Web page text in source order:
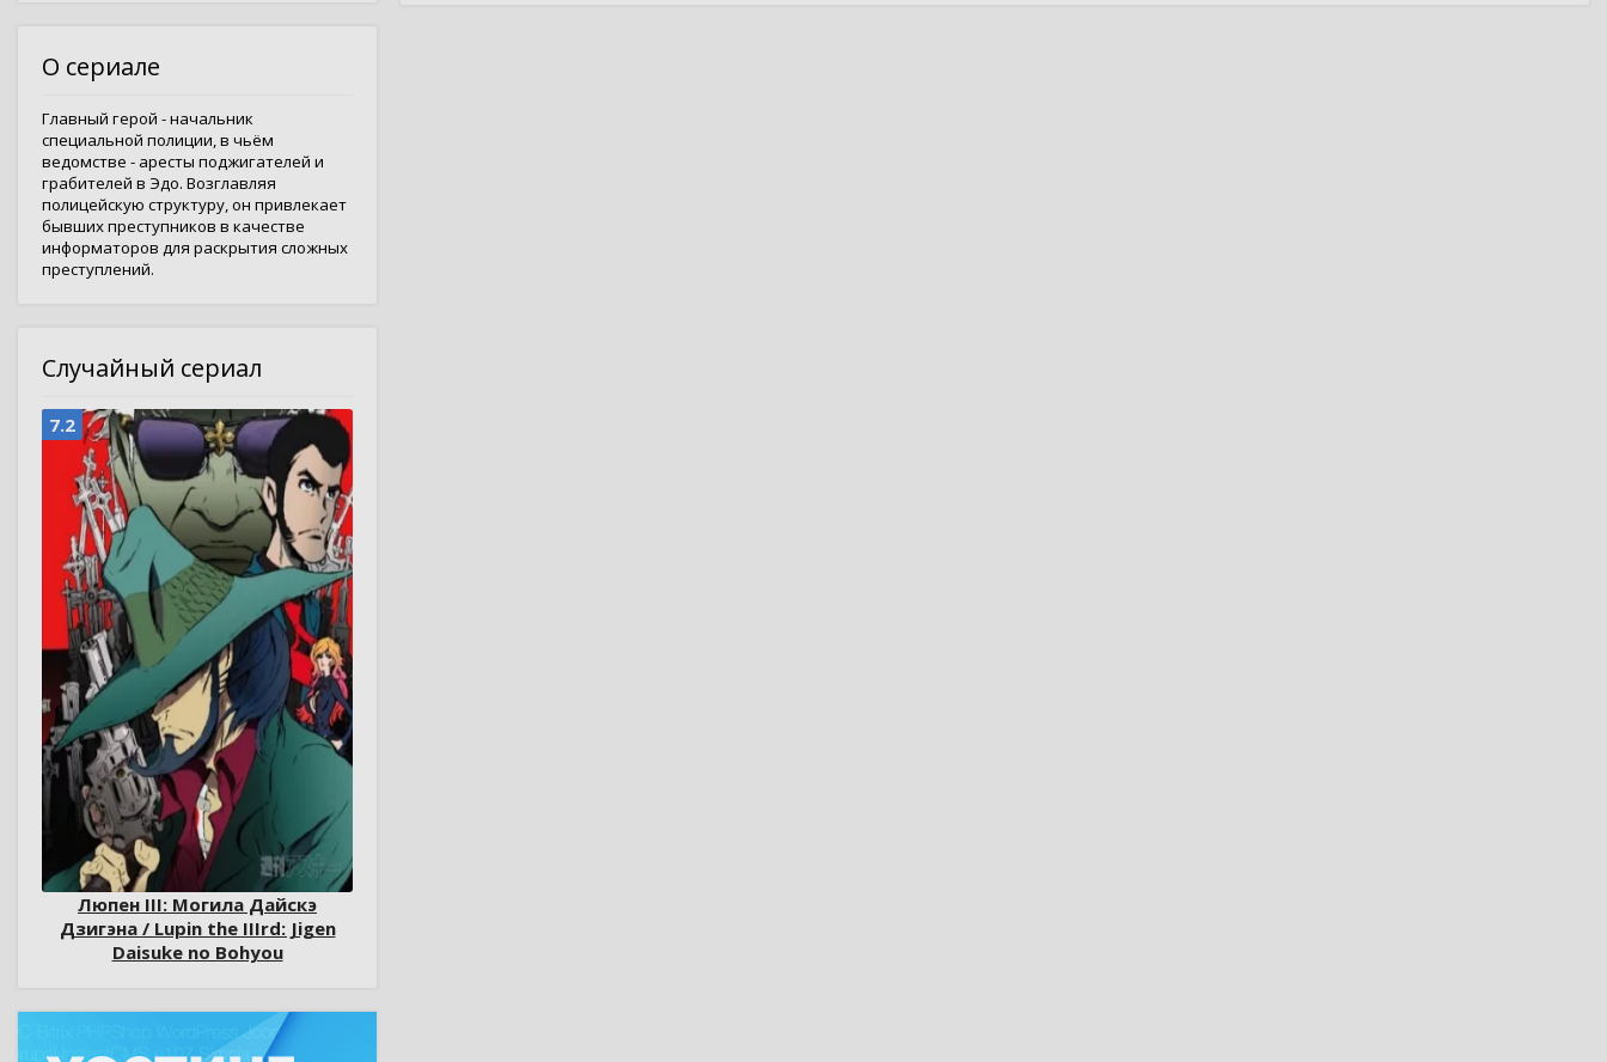
О сериале
Главный герой - начальник
специальной полиции, в чьём
ведомстве - аресты поджигателей и
грабителей в Эдо. Возглавляя
полицейскую структуру, он привлекает
бывших преступников в качестве
информаторов для раскрытия сложных
преступлений.
Случайный сериал
7.2
Люпен III: Могила Дайскэ
Дзигэна / Lupin the IIIrd: Jigen
Daisuke no Bohyou